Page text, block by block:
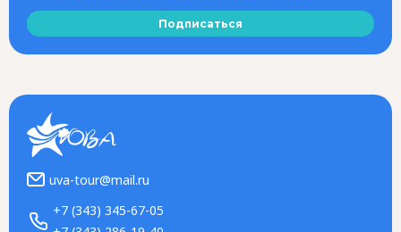
Подписаться
uva-tour@mail.ru
+7 (343) 345-67-05